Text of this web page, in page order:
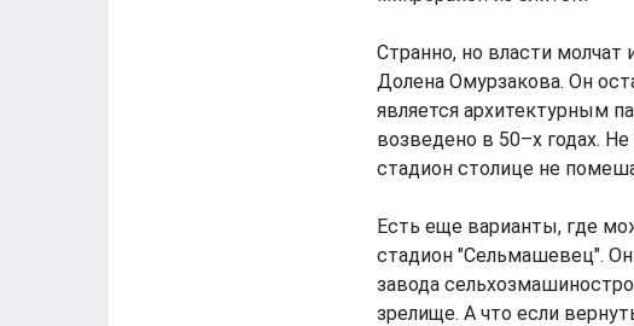
Странно, но власти
Долена Омурзакова. Он
является архитектурным
возведено в 50–х годах.
стадион столице не
Есть еще варианты, где
стадион "Сельмашевец".
завода
зрелище. А что если